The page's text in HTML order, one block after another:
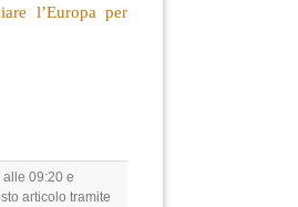
l’Europa per
09:20 e
articolo tramite